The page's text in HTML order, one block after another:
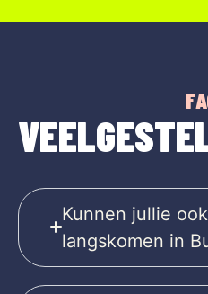
Kunnen jullie
langskomen in